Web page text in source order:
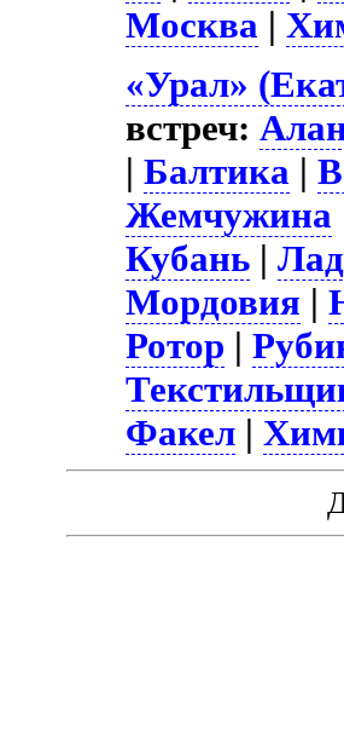
Москва |
«Урал»
встреч:
|Балтика |
Жемчужина
Кубань |
Мордовия |
Ротор |
Факел |